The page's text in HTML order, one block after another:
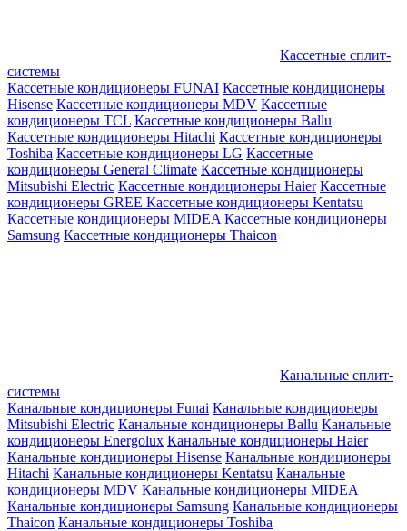
Кассетные сплит-
системы
Кассетные кондиционеры FUNAI Кассетные кондиционеры
Hisense Кассетные кондиционеры MDV Кассетные
кондиционеры TCL Кассетные кондиционеры Ballu
Кассетные кондиционеры Hitachi Кассетные кондиционеры
Toshiba Кассетные кондиционеры LG Кассетные
кондиционеры General Climate Кассетные кондиционеры
Mitsubishi Electric Кассетные кондиционеры Haier Кассетные
кондиционеры GREE Кассетные кондиционеры Kentatsu
Кассетные кондиционеры MIDEA Кассетные кондиционеры
Samsung Кассетные кондиционеры Thaicon
Канальные сплит-
системы
Канальные кондиционеры Funai Канальные кондиционеры
Mitsubishi Electric Канальные кондиционеры Ballu Канальные
кондиционеры Energolux Канальные кондиционеры Haier
Канальные кондиционеры Hisense Канальные кондиционеры
Hitachi Канальные кондиционеры Kentatsu Канальные
кондиционеры MDV Канальные кондиционеры MIDEA
Канальные кондиционеры Samsung Канальные кондиционеры
Thaicon Канальные кондиционеры Toshiba